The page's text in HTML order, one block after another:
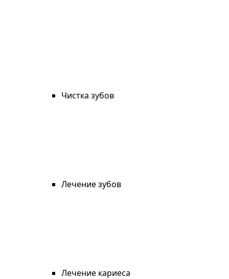
Чистка зубов
Лечение зубов
Лечение кариеса